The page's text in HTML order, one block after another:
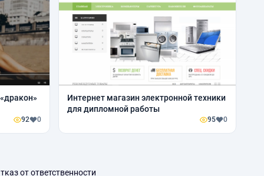
92 0
Интернет магазин электронной техники
для дипломной работы
95 0
от ответственности